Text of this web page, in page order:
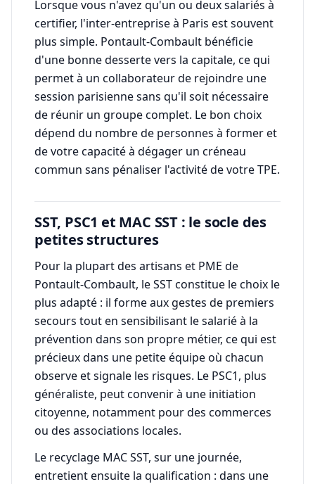
Lorsque vous n'avez qu'un ou deux salariés à
certifier, l'inter-entreprise à Paris est souvent
plus simple. Pontault-Combault bénéficie
d'une bonne desserte vers la capitale, ce qui
permet à un collaborateur de rejoindre une
session parisienne sans qu'il soit nécessaire
de réunir un groupe complet. Le bon choix
dépend du nombre de personnes à former et
de votre capacité à dégager un créneau
commun sans pénaliser l'activité de votre TPE.
SST, PSC1 et MAC SST : le socle des
petites structures
Pour la plupart des artisans et PME de
Pontault-Combault, le SST constitue le choix le
plus adapté : il forme aux gestes de premiers
secours tout en sensibilisant le salarié à la
prévention dans son propre métier, ce qui est
précieux dans une petite équipe où chacun
observe et signale les risques. Le PSC1, plus
généraliste, peut convenir à une initiation
citoyenne, notamment pour des commerces
ou des associations locales.
Le recyclage MAC SST, sur une journée,
entretient ensuite la qualification : dans une